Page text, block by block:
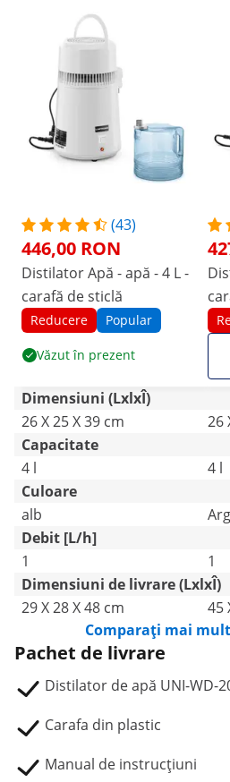
(43)
446,00 RON
Distilator Apă - apă - 4 L -
carafă de sticlă
Reducere Popular
Văzut în prezent
Dimensiuni (LxlxÎ)
26 X 25 X 39 cm
26
Capacitate
4 l
4 l
Culoare
alb
Debit [L/h]
1
1
Dimensiuni de livrare (LxlxÎ)
29 X 28 X 48 cm
45
Comparați mai
Pachet de livrare
Distilator de apă UNI-WD-
Carafa din plastic
Manual de instrucțiuni